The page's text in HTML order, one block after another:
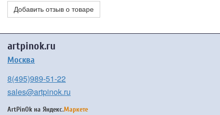
Добавить отзыв о товаре
artpinok.ru
Москва
8(495)989-51-22
sales@artpinok.ru
ArtPinOk на Яндекс.Маркете